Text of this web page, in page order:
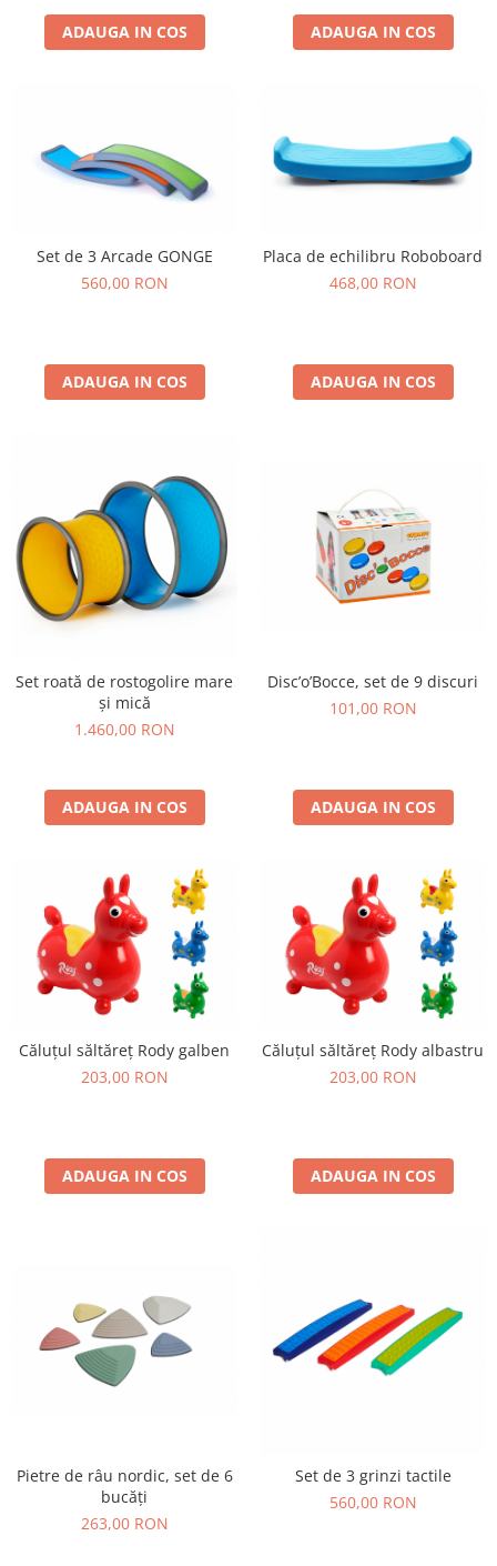
ADAUGA IN COS ADAUGA IN COS
Set de 3 Arcade GONGE
560,00 RON
ADAUGA IN COS
Placa de echilibru Roboboard
468,00 RON
ADAUGA IN COS
Set roată de rostogolire mare
și mică
1.460,00 RON
ADAUGA IN COS
Disc’o’Bocce, set de 9 discuri
101,00 RON
ADAUGA IN COS
Căluțul săltăreț Rody galben
203,00 RON
ADAUGA IN COS
Căluțul săltăreț Rody albastru
203,00 RON
ADAUGA IN COS
Pietre de râu nordic, set de 6
bucăți
263,00 RON
Set de 3 grinzi tactile
560,00 RON